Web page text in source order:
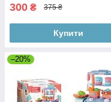
300 ₴ 375 ₴
Купити
–20%